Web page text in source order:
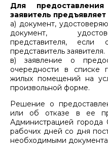
Для
заявитель
а) документ,
документ,
представителя, если
представитель заявителя.
в) заявление о
очередности в списке
жилых помещений на
произвольной форме.
Решение о
или об отказе в ее
Администрацией города
рабочих дней со дня
необходимыми